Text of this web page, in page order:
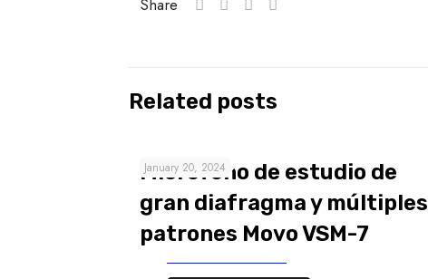
Share
Related posts
January 20, 2024
Micrófono de estudio de
gran diafragma y múltiples
patrones Movo VSM-7